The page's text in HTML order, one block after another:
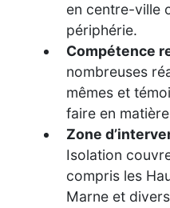
en centre-ville
périphérie.
Compétence
nombreuses
mêmes et
faire en matière
Zone
Isolation
compris les
Marne et